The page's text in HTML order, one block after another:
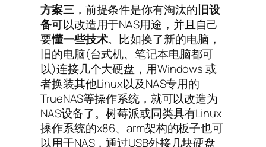
方案三，前提条件是你有淘汰的 旧设
备可以改造用于NAS用途，并且自己
要懂一些技术。比如换了新的电脑，
旧的电脑(台式机、笔记本电脑都可
以)连接几个大硬盘，用Windows 或
者换装其他Linux以及NAS专用的
TrueNAS等操作系统，就可以改造为
NAS设备了。树莓派或同类具有Linux
操作系统的x86、arm架构的板子也可
以用于NAS，通过USB外接几块硬盘